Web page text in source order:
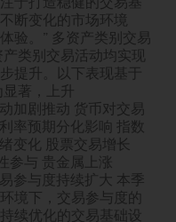
断变化的市场环境
验。” 多资产类别交易
类别交易活动均实现
提升。以下表现基于
著，上升
加剧推动 货币对交易
率预期分化影响 指数
变化 股票交易增长
参与 贵金属上涨
参与度持续扩大 本季
境下，交易参与度的
续优化的交易基础设